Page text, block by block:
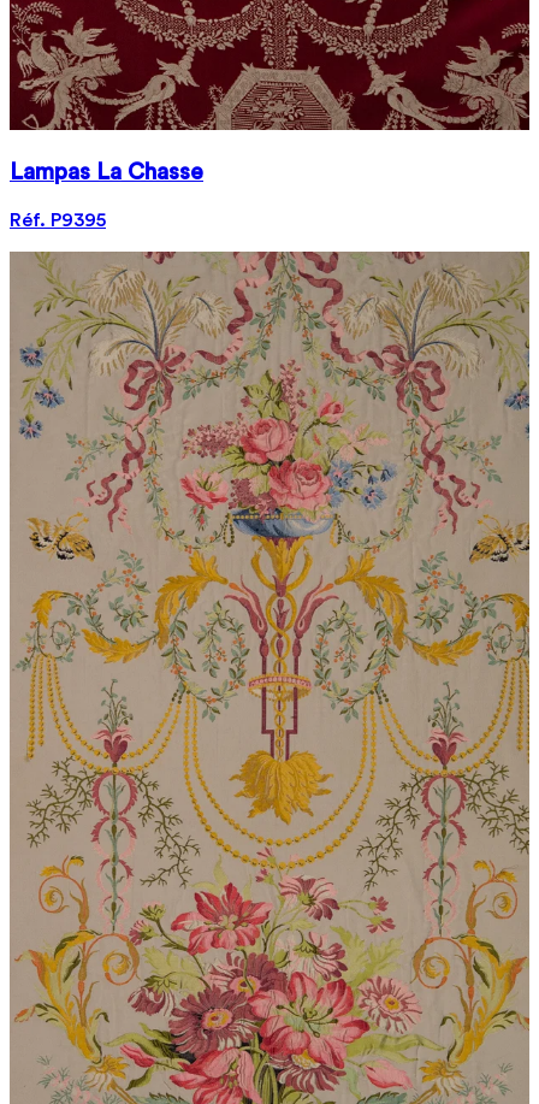
Lampas La Chasse
Réf. P9395